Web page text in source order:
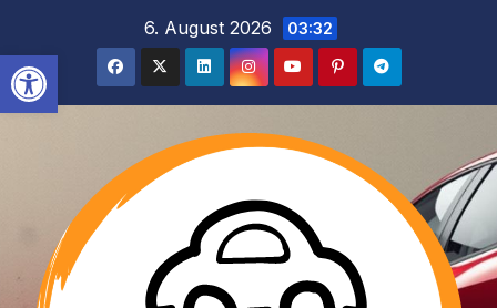
Werkzeugleiste öffnen
springen
6. August 2026 03:32